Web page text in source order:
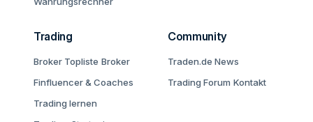
Trading
Broker Topliste Broker
Finfluencer & Coaches
Trading lernen
Community
Traden.de News
Trading Forum Kontakt